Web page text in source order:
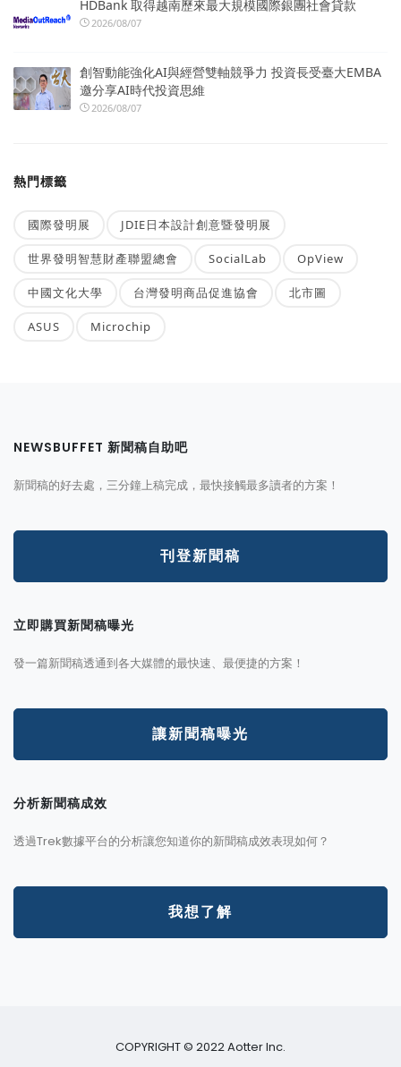
HDBank 取得越南歷來最大規模國際銀團社會貸款
2026/08/07
創智動能強化AI與經營雙軸競爭力 投資長受臺大EMBA
邀分享AI時代投資思維
2026/08/07
熱門標籤
國際發明展 JDIE日本設計創意暨發明展
世界發明智慧財產聯盟總會 SocialLab OpView
中國文化大學 台灣發明商品促進協會 北市圖
ASUS Microchip
NEWSBUFFET 新聞稿自助吧
新聞稿的好去處，三分鐘上稿完成，最快接觸最多讀者的方案！
刊登新聞稿
立即購買新聞稿曝光
發一篇新聞稿透通到各大媒體的最快速、最便捷的方案！
讓新聞稿曝光
分析新聞稿成效
透過Trek數據平台的分析讓您知道你的新聞稿成效表現如何？
我想了解
COPYRIGHT © 2022 Aotter Inc.